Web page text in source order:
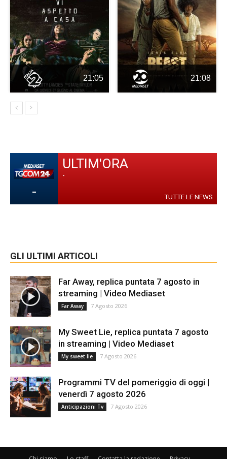
21:05 21:08
-
ULTIM'ORA
-
TUTTE LE NEWS
GLI ULTIMI ARTICOLI
Far Away, replica puntata 7 agosto in
streaming | Video Mediaset
Far Away 7 Agosto 2026
My Sweet Lie, replica puntata 7 agosto
in streaming | Video Mediaset
My sweet lie 7 Agosto 2026
Programmi TV del pomeriggio di oggi |
venerdì 7 agosto 2026
Anticipazioni Tv 7 Agosto 2026